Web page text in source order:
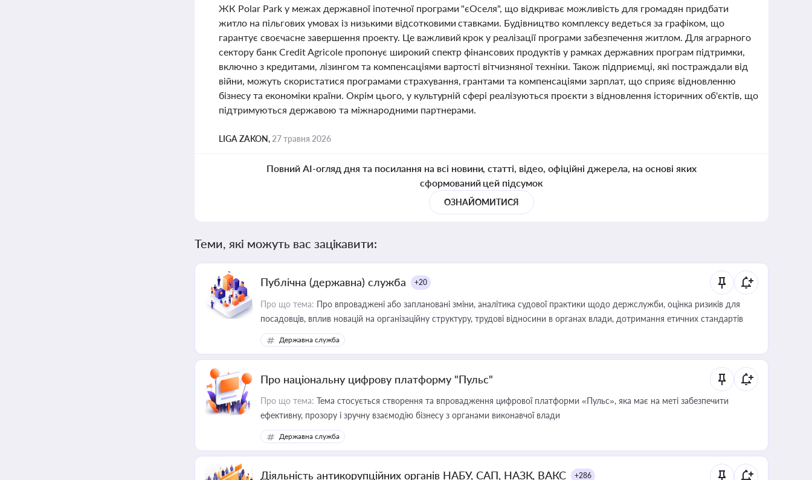
ЖК Polar Park у межах державної іпотечної програми "єОселя", що відкриває можливість для громадян придбати
житло на пільгових умовах із низькими відсотковими ставками. Будівництво комплексу ведеться за графіком, що
гарантує своєчасне завершення проекту. Це важливий крок у реалізації програми забезпечення житлом. Для аграрного
сектору банк Credit Agricole пропонує широкий спектр фінансових продуктів у рамках державних програм підтримки,
включно з кредитами, лізингом та компенсаціями вартості вітчизняної техніки. Також підприємці, які постраждали від
війни, можуть скористатися програмами страхування, грантами та компенсаціями зарплат, що сприяє відновленню
бізнесу та економіки країни. Окрім цього, у культурній сфері реалізуються проєкти з відновлення історичних об'єктів, що
підтримуються державою та міжнародними партнерами.
LIGA ZAKON, 27 травня 2026
Повний AI-огляд дня та посилання на всі новини, статті, відео, офіційні джерела, на основі яких
сформований цей підсумок
ОЗНАЙОМИТИСЯ
Теми, які можуть вас зацікавити:
Публічна (державна) служба +20
Про що тема: Про впроваджені або заплановані зміни, аналітика судової практики щодо держслужби, оцінка ризиків для
посадовців, вплив новацій на організаційну структуру, трудові відносини в органах влади, дотримання етичних стандартів
Державна служба
Про національну цифрову платформу "Пульс"
Про що тема: Тема стосується створення та впровадження цифрової платформи «Пульс», яка має на меті забезпечити
ефективну, прозору і зручну взаємодію бізнесу з органами виконавчої влади
Державна служба
Діяльність антикорупційних органів НАБУ, САП, НАЗК, ВАКС +286